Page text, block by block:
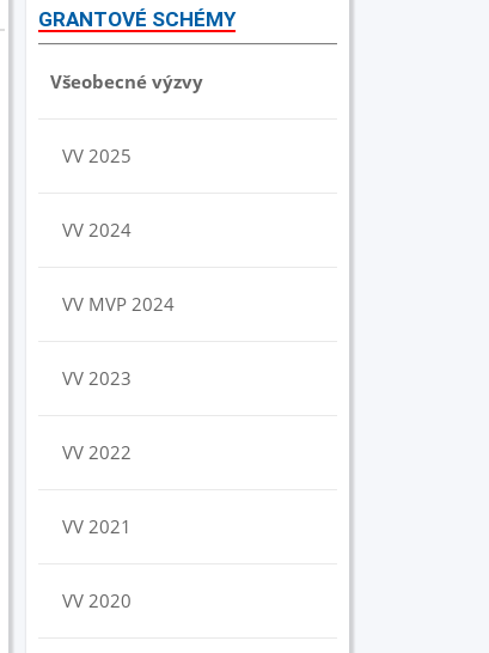
GRANTOVÉ SCHÉMY
Všeobecné výzvy
VV 2025
VV 2024
VV MVP 2024
VV 2023
VV 2022
VV 2021
VV 2020